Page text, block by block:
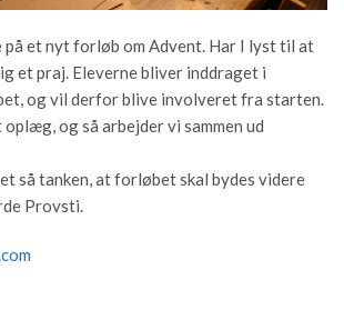
et nyt forløb om Advent. Har I lyst til at
et praj. Eleverne bliver inddraget i
og vil derfor blive involveret fra starten.
oplæg, og så arbejder vi sammen ud
så tanken, at forløbet skal bydes videre
Provsti.